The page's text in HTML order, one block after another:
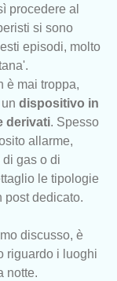
procedere al
si sono
episodi, molto
è mai troppa,
dispositivo in
derivati. Spesso
allarme,
gas o di
le tipologie
post dedicato.
discusso, è
riguardo i luoghi
notte.